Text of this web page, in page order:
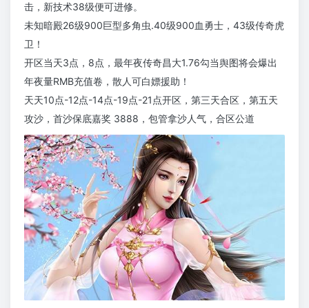
击，新技术38级便可进修。
未知暗殿26级900巨型多角虫.40级900血勇士，43级传奇虎
卫！
开区当天3点，8点，最年夜传奇昌大1.76勾当舆图将会爆出
年夜量RMB充值卷，散人可白嫖援助！
天天10点-12点-14点-19点-21点开区，第三天合区，第五天
攻沙，首沙保底嘉奖 3888，包管拿沙人气，合区公道